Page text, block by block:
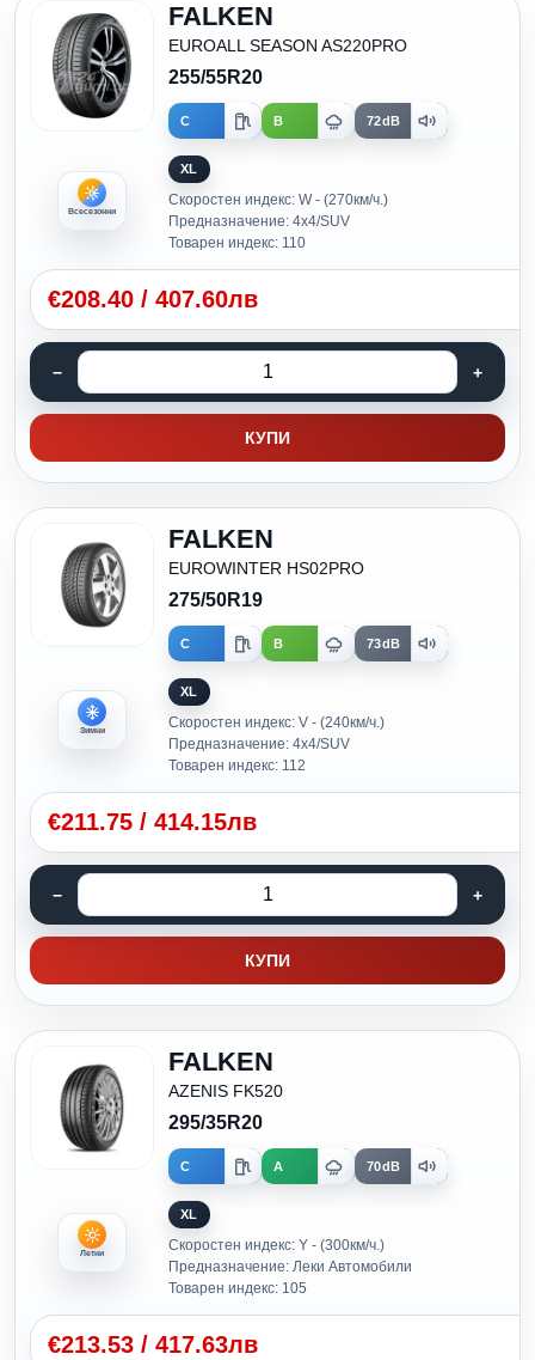
Всесезонни
FALKEN
EUROALL SEASON AS220PRO
255/55R20
C B 72dB
XL
Скоростен индекс: W - (270км/ч.)
Предназначение: 4x4/SUV
Товарен индекс: 110
€208.40 / 407.60лв
КУПИ
Зимни
FALKEN
EUROWINTER HS02PRO
275/50R19
C B 73dB
XL
Скоростен индекс: V - (240км/ч.)
Предназначение: 4x4/SUV
Товарен индекс: 112
€211.75 / 414.15лв
КУПИ
Летни
FALKEN
AZENIS FK520
295/35R20
C A 70dB
XL
Скоростен индекс: Y - (300км/ч.)
Предназначение: Леки Автомобили
Товарен индекс: 105
€213.53 / 417.63лв